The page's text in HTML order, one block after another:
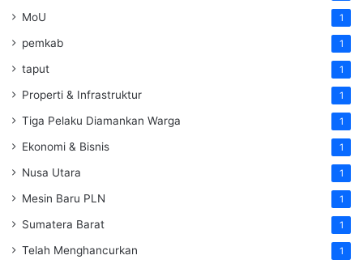
MoU 1
pemkab 1
taput 1
Properti & Infrastruktur 1
Tiga Pelaku Diamankan Warga 1
Ekonomi & Bisnis 1
Nusa Utara 1
Mesin Baru PLN 1
Sumatera Barat 1
Telah Menghancurkan 1